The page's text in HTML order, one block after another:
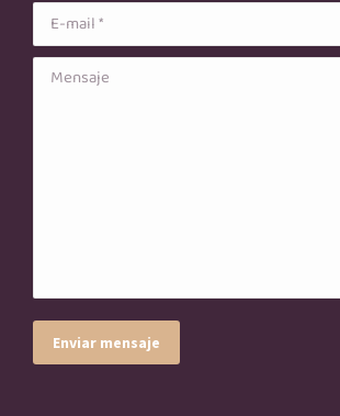
E-mail *
Mensaje
Enviar mensaje